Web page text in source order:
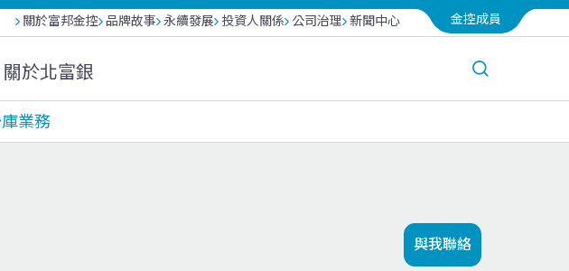
金控成員
邦現代人壽
台北富邦銀行
邦基金(香港)
關於富邦金控 品牌故事 永續發展 投資人關係 公司治理 新聞中心
關於北富銀
業務
與我聯絡